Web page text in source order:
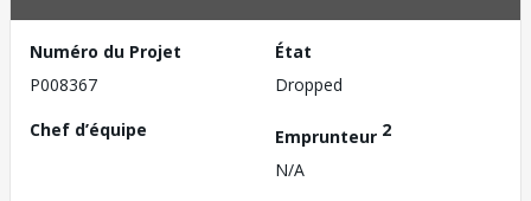
Numéro du Projet
P008367
État
Dropped
Chef d’équipe
Emprunteur 2
N/A